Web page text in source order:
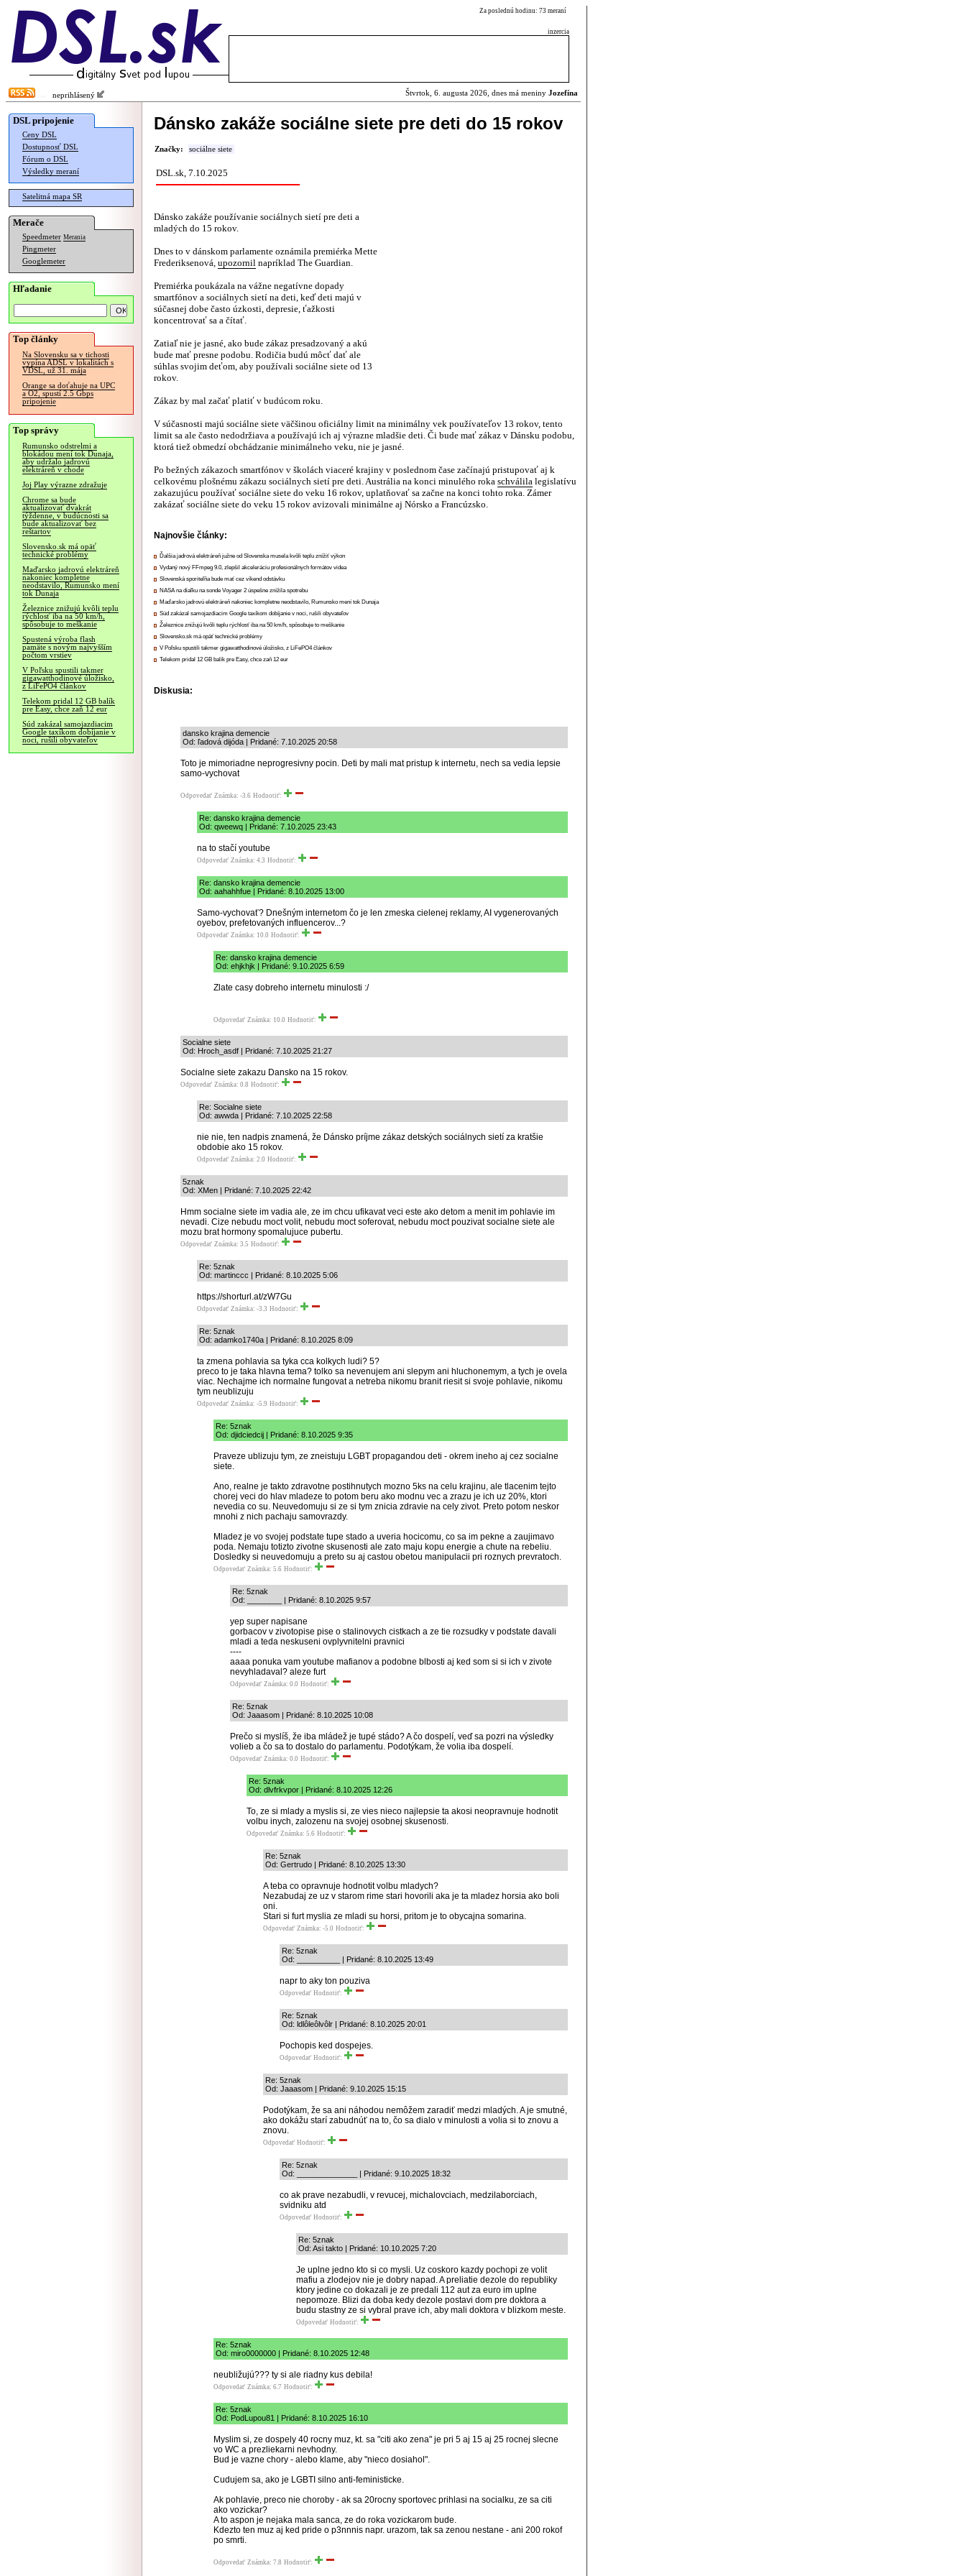
Za poslednú hodinu: 73 meraní
inzercia
neprihlásený Štvrtok, 6. augusta 2026, dnes má meniny Jozefína
DSL pripojenie
Ceny DSL
Dostupnosť DSL
Fórum o DSL
Výsledky meraní
Satelitná mapa SR
Merače
Speedmeter Merania
Pingmeter
Googlemeter
Hľadanie
Top články
Na Slovensku sa v tichosti
vypína ADSL v lokalitách s
VDSL, už 31. mája
Orange sa doťahuje na UPC
a O2, spustí 2.5 Gbps
pripojenie
Top správy
Rumunsko odstrelmi a
blokádou mení tok Dunaja,
aby udržalo jadrovú
elektráreň v chode
Joj Play výrazne zdražuje
Chrome sa bude
aktualizovať dvakrát
týždenne, v budúcnosti sa
bude aktualizovať bez
reštartov
Slovensko.sk má opäť
technické problémy
Maďarsko jadrovú elektráreň
nakoniec kompletne
neodstavilo, Rumunsko mení
tok Dunaja
Železnice znižujú kvôli teplu
rýchlosť iba na 50 km/h,
spôsobuje to meškanie
Spustená výroba flash
pamäte s novým najvyšším
počtom vrstiev
V Poľsku spustili takmer
gigawatthodinové úložisko,
z LiFePO4 článkov
Telekom pridal 12 GB balík
pre Easy, chce zaň 12 eur
Súd zakázal samojazdiacim
Google taxíkom dobíjanie v
noci, rušili obyvateľov
Dánsko zakáže sociálne siete pre deti do 15 rokov
Značky: sociálne siete
DSL.sk, 7.10.2025
Dánsko zakáže používanie sociálnych sietí pre deti a
mladých do 15 rokov.
Dnes to v dánskom parlamente oznámila premiérka Mette
Frederiksenová, upozornil napríklad The Guardian.
Premiérka poukázala na vážne negatívne dopady
smartfónov a sociálnych sietí na deti, keď deti majú v
súčasnej dobe často úzkosti, depresie, ťažkosti
koncentrovať sa a čítať.
Zatiaľ nie je jasné, ako bude zákaz presadzovaný a akú
bude mať presne podobu. Rodičia budú môcť dať ale
súhlas svojim deťom, aby používali sociálne siete od 13
rokov.
Zákaz by mal začať platiť v budúcom roku.
V súčasnosti majú sociálne siete väčšinou oficiálny limit na minimálny vek používateľov 13 rokov, tento
limit sa ale často nedodržiava a používajú ich aj výrazne mladšie deti. Či bude mať zákaz v Dánsku podobu,
ktorá tiež obmedzí obchádzanie minimálneho veku, nie je jasné.
Po bežných zákazoch smartfónov v školách viaceré krajiny v poslednom čase začínajú pristupovať aj k
celkovému plošnému zákazu sociálnych sietí pre deti. Austrália na konci minulého roka schválila legislatívu
zakazujúcu používať sociálne siete do veku 16 rokov, uplatňovať sa začne na konci tohto roka. Zámer
zakázať sociálne siete do veku 15 rokov avizovali minimálne aj Nórsko a Francúzsko.
Najnovšie články:
Ďalšia jadrová elektráreň južne od Slovenska musela kvôli teplu znížiť výkon
Vydaný nový FFmpeg 9.0, zlepšil akceleráciu profesionálnych formátov videa
Slovenská sporiteľňa bude mať cez víkend odstávku
NASA na diaľku na sonde Voyager 2 úspešne znížila spotrebu
Maďarsko jadrovú elektráreň nakoniec kompletne neodstavilo, Rumunsko mení tok Dunaja
Súd zakázal samojazdiacim Google taxíkom dobíjanie v noci, rušili obyvateľov
Železnice znižujú kvôli teplu rýchlosť iba na 50 km/h, spôsobuje to meškanie
Slovensko.sk má opäť technické problémy
V Poľsku spustili takmer gigawatthodinové úložisko, z LiFePO4 článkov
Telekom pridal 12 GB balík pre Easy, chce zaň 12 eur
Diskusia:
dansko krajina demencie
Od: ľadová dijóda | Pridané: 7.10.2025 20:58
Toto je mimoriadne neprogresivny pocin. Deti by mali mat pristup k internetu, nech sa vedia lepsie
samo-vychovat
Odpovedať Známka: -3.6 Hodnotiť:
Re: dansko krajina demencie
Od: qweewq | Pridané: 7.10.2025 23:43
na to stačí youtube
Odpovedať Známka: 4.3 Hodnotiť:
Re: dansko krajina demencie
Od: aahahhfue | Pridané: 8.10.2025 13:00
Samo-vychovať? Dnešným internetom čo je len zmeska cielenej reklamy, AI vygenerovaných
oyebov, prefetovaných influencerov...?
Odpovedať Známka: 10.0 Hodnotiť:
Re: dansko krajina demencie
Od: ehjkhjk | Pridané: 9.10.2025 6:59
Zlate casy dobreho internetu minulosti :/
Odpovedať Známka: 10.0 Hodnotiť:
Socialne siete
Od: Hroch_asdf | Pridané: 7.10.2025 21:27
Socialne siete zakazu Dansko na 15 rokov.
Odpovedať Známka: 0.8 Hodnotiť:
Re: Socialne siete
Od: awwda | Pridané: 7.10.2025 22:58
nie nie, ten nadpis znamená, že Dánsko príjme zákaz detských sociálnych sietí za kratšie
obdobie ako 15 rokov.
Odpovedať Známka: 2.0 Hodnotiť:
5znak
Od: XMen | Pridané: 7.10.2025 22:42
Hmm socialne siete im vadia ale, ze im chcu ufikavat veci este ako detom a menit im pohlavie im
nevadi. Cize nebudu moct volit, nebudu moct soferovat, nebudu moct pouzivat socialne siete ale
mozu brat hormony spomalujuce pubertu.
Odpovedať Známka: 3.5 Hodnotiť:
Re: 5znak
Od: martinccc | Pridané: 8.10.2025 5:06
https://shorturl.at/zW7Gu
Odpovedať Známka: -3.3 Hodnotiť:
Re: 5znak
Od: adamko1740a | Pridané: 8.10.2025 8:09
ta zmena pohlavia sa tyka cca kolkych ludi? 5?
preco to je taka hlavna tema? tolko sa nevenujem ani slepym ani hluchonemym, a tych je ovela
viac. Nechajme ich normalne fungovat a netreba nikomu branit riesit si svoje pohlavie, nikomu
tym neublizuju
Odpovedať Známka: -5.9 Hodnotiť:
Re: 5znak
Od: djidciedcij | Pridané: 8.10.2025 9:35
Praveze ublizuju tym, ze zneistuju LGBT propagandou deti - okrem ineho aj cez socialne
siete.
Ano, realne je takto zdravotne postihnutych mozno 5ks na celu krajinu, ale tlacenim tejto
chorej veci do hlav mladeze to potom beru ako modnu vec a zrazu je ich uz 20%, ktori
nevedia co su. Neuvedomuju si ze si tym znicia zdravie na cely zivot. Preto potom neskor
mnohi z nich pachaju samovrazdy.
Mladez je vo svojej podstate tupe stado a uveria hocicomu, co sa im pekne a zaujimavo
poda. Nemaju totizto zivotne skusenosti ale zato maju kopu energie a chute na rebeliu.
Dosledky si neuvedomuju a preto su aj castou obetou manipulacii pri roznych prevratoch.
Odpovedať Známka: 5.6 Hodnotiť:
Re: 5znak
Od: ________ | Pridané: 8.10.2025 9:57
yep super napisane
gorbacov v zivotopise pise o stalinovych cistkach a ze tie rozsudky v podstate davali
mladi a teda neskuseni ovplyvnitelni pravnici
----
aaaa ponuka vam youtube mafianov a podobne blbosti aj ked som si si ich v zivote
nevyhladaval? aleze furt
Odpovedať Známka: 0.0 Hodnotiť:
Re: 5znak
Od: Jaaasom | Pridané: 8.10.2025 10:08
Prečo si myslíš, že iba mládež je tupé stádo? A čo dospelí, veď sa pozri na výsledky
volieb a čo sa to dostalo do parlamentu. Podotýkam, že volia iba dospelí.
Odpovedať Známka: 0.0 Hodnotiť:
Re: 5znak
Od: dlvfrkvpor | Pridané: 8.10.2025 12:26
To, ze si mlady a myslis si, ze vies nieco najlepsie ta akosi neopravnuje hodnotit
volbu inych, zalozenu na svojej osobnej skusenosti.
Odpovedať Známka: 5.6 Hodnotiť:
Re: 5znak
Od: Gertrudo | Pridané: 8.10.2025 13:30
A teba co opravnuje hodnotit volbu mladych?
Nezabudaj ze uz v starom rime stari hovorili aka je ta mladez horsia ako boli
oni.
Stari si furt myslia ze mladi su horsi, pritom je to obycajna somarina.
Odpovedať Známka: -5.0 Hodnotiť:
Re: 5znak
Od: __________ | Pridané: 8.10.2025 13:49
napr to aky ton pouziva
Odpovedať Hodnotiť:
Re: 5znak
Od: ldlôleôlvôlr | Pridané: 8.10.2025 20:01
Pochopis ked dospejes.
Odpovedať Hodnotiť:
Re: 5znak
Od: Jaaasom | Pridané: 9.10.2025 15:15
Podotýkam, že sa ani náhodou nemôžem zaradiť medzi mladých. A je smutné,
ako dokážu starí zabudnúť na to, čo sa dialo v minulosti a volia si to znovu a
znovu.
Odpovedať Hodnotiť:
Re: 5znak
Od: ______________ | Pridané: 9.10.2025 18:32
co ak prave nezabudli, v revucej, michalovciach, medzilaborciach,
svidniku atd
Odpovedať Hodnotiť:
Re: 5znak
Od: Asi takto | Pridané: 10.10.2025 7:20
Je uplne jedno kto si co mysli. Uz coskoro kazdy pochopi ze volit
mafiu a zlodejov nie je dobry napad. A preliatie dezole do republiky
ktory jedine co dokazali je ze predali 112 aut za euro im uplne
nepomoze. Blizi da doba kedy dezole postavi dom pre doktora a
budu stastny ze si vybral prave ich, aby mali doktora v blizkom meste.
Odpovedať Hodnotiť:
Re: 5znak
Od: miro0000000 | Pridané: 8.10.2025 12:48
neubližujú??? ty si ale riadny kus debila!
Odpovedať Známka: 6.7 Hodnotiť:
Re: 5znak
Od: PodLupou81 | Pridané: 8.10.2025 16:10
Myslim si, ze dospely 40 rocny muz, kt. sa "citi ako zena" je pri 5 aj 15 aj 25 rocnej slecne
vo WC a prezliekarni nevhodny.
Bud je vazne chory - alebo klame, aby "nieco dosiahol".
Cudujem sa, ako je LGBTI silno anti-feministicke.
Ak pohlavie, preco nie choroby - ak sa 20rocny sportovec prihlasi na socialku, ze sa citi
ako vozickar?
A to aspon je nejaka mala sanca, ze do roka vozickarom bude.
Kdezto ten muz aj ked pride o p3nnnis napr. urazom, tak sa zenou nestane - ani 200 rokof
po smrti.
Odpovedať Známka: 7.8 Hodnotiť: